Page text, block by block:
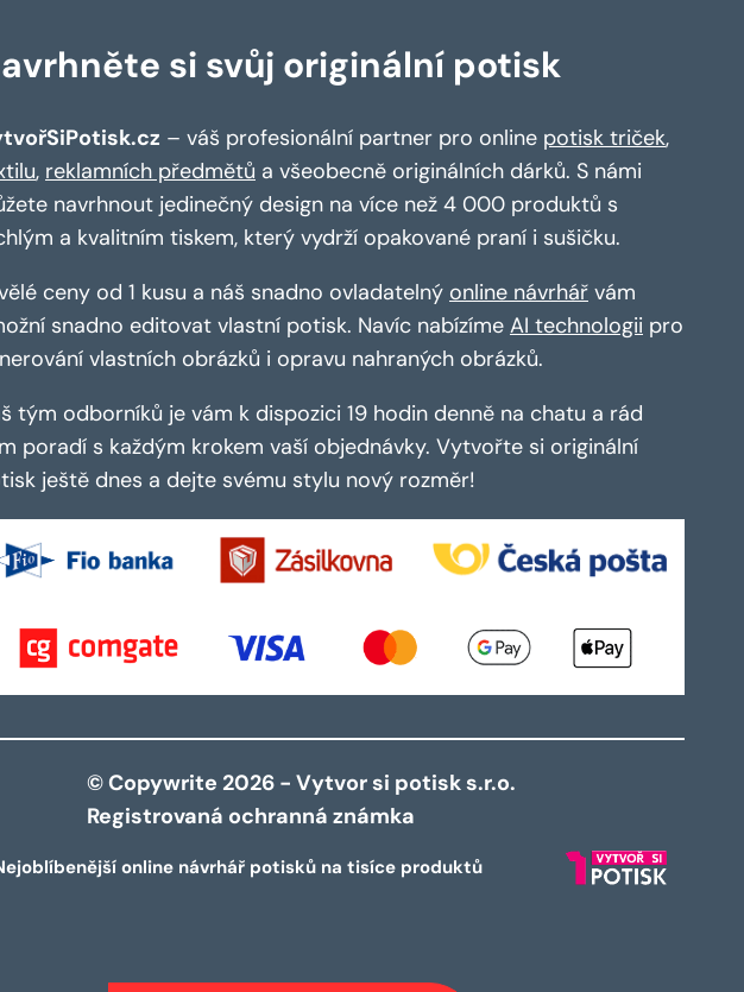
si svůj originální potisk
– váš profesionální partner pro online potisk triček,
, reklamních předmětů a všeobecně originálních dárků. S námi
navrhnout jedinečný design na více než 4 000 produktů s
a kvalitním tiskem, který vydrží opakované praní i sušičku.
ceny od 1 kusu a náš snadno ovladatelný online návrhář vám
snadno editovat vlastní potisk. Navíc nabízíme AI technologii pro
vlastních obrázků i opravu nahraných obrázků.
tým odborníků je vám k dispozici 19 hodin denně na chatu a rád
poradí s každým krokem vaší objednávky. Vytvořte si originální
ještě dnes a dejte svému stylu nový rozměr!
© Copywrite 2026 - Vytvor si potisk s.r.o.
Registrovaná ochranná známka
online návrhář potisků na tisíce produktů